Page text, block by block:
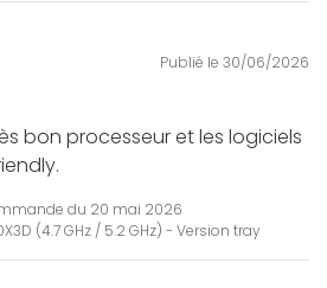
Publié le 30/06/2026
bon processeur et les logiciels
du 20 mai 2026
(4.7 GHz / 5.2 GHz) - Version tray